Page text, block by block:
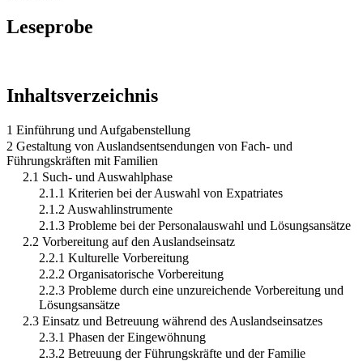
Leseprobe
Inhaltsverzeichnis
1 Einführung und Aufgabenstellung
2 Gestaltung von Auslandsentsendungen von Fach- und
Führungskräften mit Familien
2.1 Such- und Auswahlphase
2.1.1 Kriterien bei der Auswahl von Expatriates
2.1.2 Auswahlinstrumente
2.1.3 Probleme bei der Personalauswahl und Lösungsansätze
2.2 Vorbereitung auf den Auslandseinsatz
2.2.1 Kulturelle Vorbereitung
2.2.2 Organisatorische Vorbereitung
2.2.3 Probleme durch eine unzureichende Vorbereitung und
Lösungsansätze
2.3 Einsatz und Betreuung während des Auslandseinsatzes
2.3.1 Phasen der Eingewöhnung
2.3.2 Betreuung der Führungskräfte und der Familie